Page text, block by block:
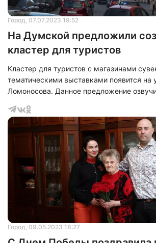
Город, 07.07.2023 19:52
На Думской предложили
кластер для туристов
Кластер для туристов с магазинами
тематическими выставками появится на
Ломоносова. Данное предложение
на встрече с представителями
Город, 09.05.2023 18:27